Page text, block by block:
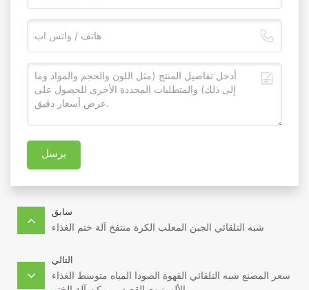
يرسل
سابق
شبه التلقائي الجبن المعلب الكرة منتفخ آلة ختم الغذاء
التالي
سعر المصنع شبه التلقائي القهوة الصودا المياه متوسط الغذاء